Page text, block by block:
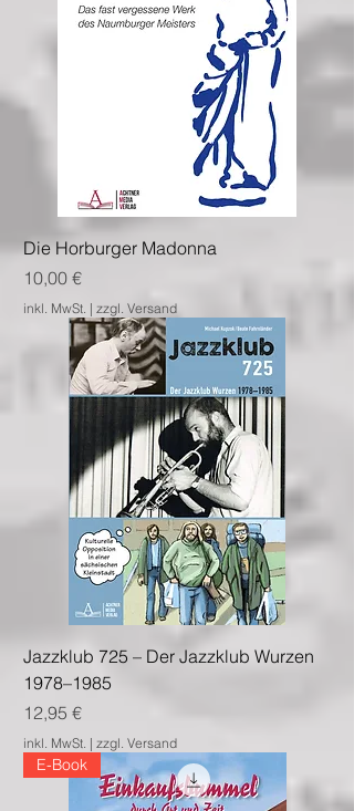
Die Horburger Madonna
Preis
10,00 €
inkl. MwSt. | zzgl. Versand
Jazzklub 725 – Der Jazzklub Wurzen
1978–1985
Preis
12,95 €
inkl. MwSt. | zzgl. Versand
E-Book